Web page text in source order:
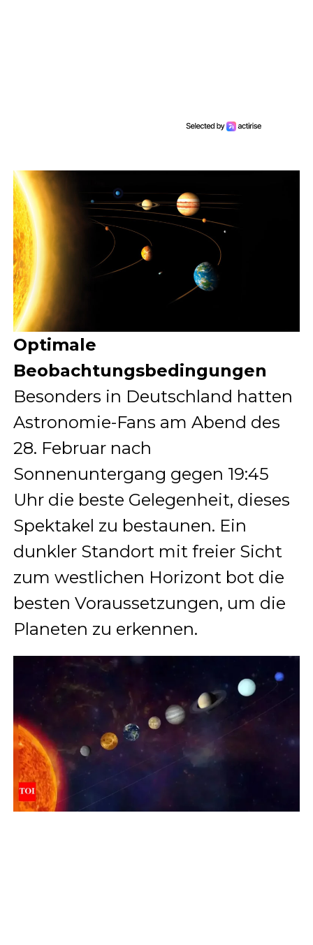
Optimale
Beobachtungsbedingungen
Besonders in Deutschland hatten
Astronomie-Fans am Abend des
28. Februar nach
Sonnenuntergang gegen 19:45
Uhr die beste Gelegenheit, dieses
Spektakel zu bestaunen. Ein
dunkler Standort mit freier Sicht
zum westlichen Horizont bot die
besten Voraussetzungen, um die
Planeten zu erkennen.